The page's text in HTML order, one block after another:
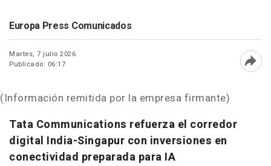
Europa Press Comunicados
Martes, 7 julio 2026
Publicado: 06:17
(Información remitida por la empresa firmante)
Tata Communications refuerza el corredor
digital India-Singapur con inversiones en
conectividad preparada para IA